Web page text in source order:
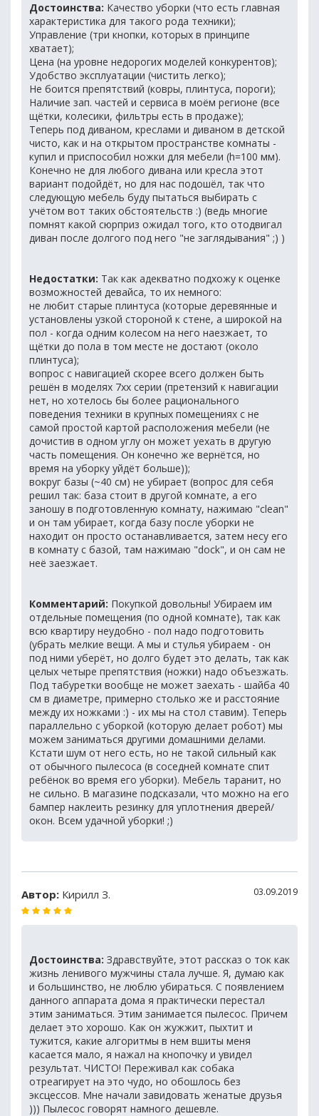
Достоинства: Качество уборки (что есть главная
характеристика для такого рода техники);
Управление (три кнопки, которых в принципе
хватает);
Цена (на уровне недорогих моделей конкурентов);
Удобство эксплуатации (чистить легко);
Не боится препятствий (ковры, плинтуса, пороги);
Наличие зап. частей и сервиса в моём регионе (все
щётки, колесики, фильтры есть в продаже);
Теперь под диваном, креслами и диваном в детской
чисто, как и на открытом пространстве комнаты -
купил и приспособил ножки для мебели (h=100 мм).
Конечно не для любого дивана или кресла этот
вариант подойдёт, но для нас подошёл, так что
следующую мебель буду пытаться выбирать с
учётом вот таких обстоятельств :) (ведь многие
помнят какой сюрприз ожидал того, кто отодвигал
диван после долгого под него "не заглядывания" ;) )
Недостатки: Так как адекватно подхожу к оценке
возможностей девайса, то их немного:
не любит старые плинтуса (которые деревянные и
установлены узкой стороной к стене, а широкой на
пол - когда одним колесом на него наезжает, то
щётки до пола в том месте не достают (около
плинтуса);
вопрос с навигацией скорее всего должен быть
решён в моделях 7хх серии (претензий к навигации
нет, но хотелось бы более рационального
поведения техники в крупных помещениях с не
самой простой картой расположения мебели (не
дочистив в одном углу он может уехать в другую
часть помещения. Он конечно же вернётся, но
время на уборку уйдёт больше));
вокруг базы (~40 см) не убирает (вопрос для себя
решил так: база стоит в другой комнате, а его
заношу в подготовленную комнату, нажимаю "clean"
и он там убирает, когда базу после уборки не
находит он просто останавливается, затем несу его
в комнату с базой, там нажимаю "dock", и он сам не
неё заезжает.
Комментарий: Покупкой довольны! Убираем им
отдельные помещения (по одной комнате), так как
всю квартиру неудобно - пол надо подготовить
(убрать мелкие вещи. А мы и стулья убираем - он
под ними уберёт, но долго будет это делать, так как
целых четыре препятствия (ножки) надо объезжать.
Под табуретки вообще не может заехать - шайба 40
см в диаметре, примерно столько же и расстояние
между их ножками :) - их мы на стол ставим). Теперь
параллельно с уборкой (которую делает робот) мы
можем заниматься другими домашними делами.
Кстати шум от него есть, но не такой сильный как
от обычного пылесоса (в соседней комнате спит
ребёнок во время его уборки). Мебель таранит, но
не сильно. В магазине подсказали, что можно на его
бампер наклеить резинку для уплотнения дверей/
окон. Всем удачной уборки! ;)
Автор: Кирилл З. 03.09.2019
Достоинства: Здравствуйте, этот рассказ о ток как
жизнь ленивого мужчины стала лучше. Я, думаю как
и большинство, не люблю убираться. С появлением
данного аппарата дома я практически перестал
этим заниматься. Этим занимается пылесос. Причем
делает это хорошо. Как он жужжит, пыхтит и
тужится, какие алгоритмы в нем вшиты меня
касается мало, я нажал на кнопочку и увидел
результат. ЧИСТО! Переживал как собака
отреагирует на это чудо, но обошлось без
эксцессов. Мне начали завидовать женатые друзья
))) Пылесос говорят намного дешевле.